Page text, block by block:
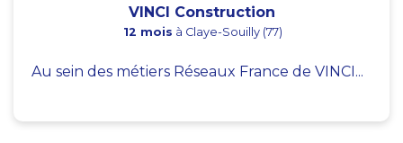
VINCI Construction
12 mois à Claye-Souilly (77)
Au sein des métiers Réseaux France de VINCI...